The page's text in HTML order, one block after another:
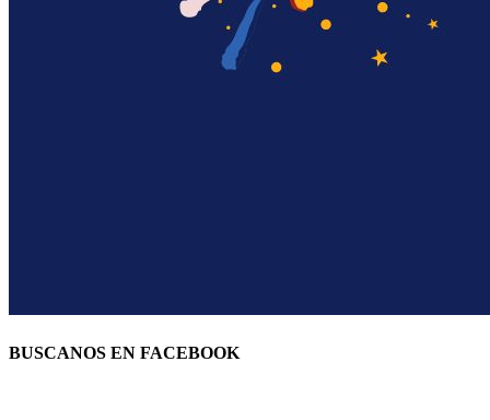
BUSCANOS EN FACEBOOK